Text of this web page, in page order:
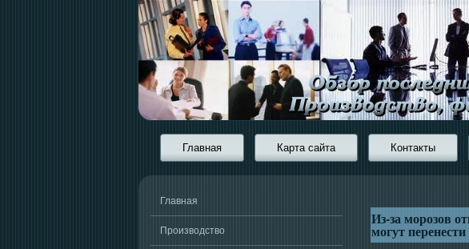
Главная Карта сайта Контакты
Главная
Производство
Из-за морозов
могут